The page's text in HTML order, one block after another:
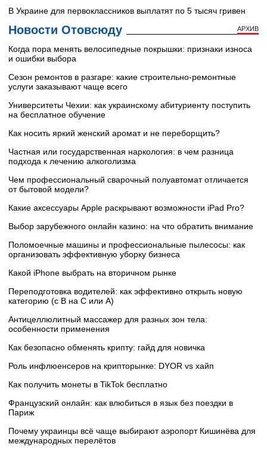
В Украине для первоклассников выплатят по 5 тысяч гривен
Новости Отовсюду АРХИВ
Когда пора менять велосипедные покрышки: признаки износа
и ошибки выбора
Сезон ремонтов в разгаре: какие строительно-ремонтные
услуги заказывают чаще всего
Университеты Чехии: как украинскому абитуриенту поступить
на бесплатное обучение
Как носить яркий женский аромат и не переборщить?
Частная или государственная наркология: в чем разница
подхода к лечению алкоголизма
Чем профессиональный сварочный полуавтомат отличается
от бытовой модели?
Какие аксессуары Apple раскрывают возможности iPad Pro?
Выбор зарубежного онлайн казино: на что обратить внимание
Поломоечные машины и профессиональные пылесосы: как
организовать эффективную уборку бизнеса
Какой iPhone выбрать на вторичном рынке
Переподготовка водителей: как эффективно открыть новую
категорию (с B на C или А)
Антицеллюлитный массажер для разных зон тела:
особенности применения
Как безопасно обменять крипту: гайд для новичка
Роль инфлюенсеров на крипторынке: DYOR vs хайп
Как получить монеты в TikTok бесплатно
Французский онлайн: как влюбиться в язык без поездки в
Париж
Почему украинцы всё чаще выбирают аэропорт Кишинёва для
международных перелётов